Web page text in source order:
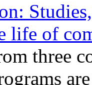
life of
three